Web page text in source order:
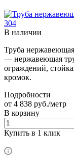
В наличии
Труба
— нержавеющая
ограждений,
кромок.
Подробности
от 4 838 руб./метр
В корзину
Купить в 1 клик